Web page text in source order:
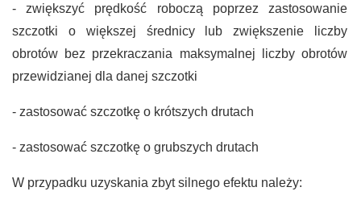
- zwiększyć prędkość roboczą poprzez zastosowanie
szczotki o większej średnicy lub zwiększenie liczby
obrotów bez przekraczania maksymalnej liczby obrotów
przewidzianej dla danej szczotki
- zastosować szczotkę o krótszych drutach
- zastosować szczotkę o grubszych drutach
W przypadku uzyskania zbyt silnego efektu należy: